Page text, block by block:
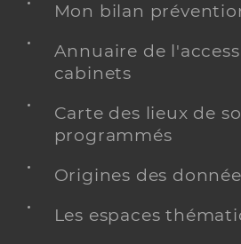
Mon bilan
Annuaire de
cabinets
Carte des lieux de
programmés
Origines des
Les espaces